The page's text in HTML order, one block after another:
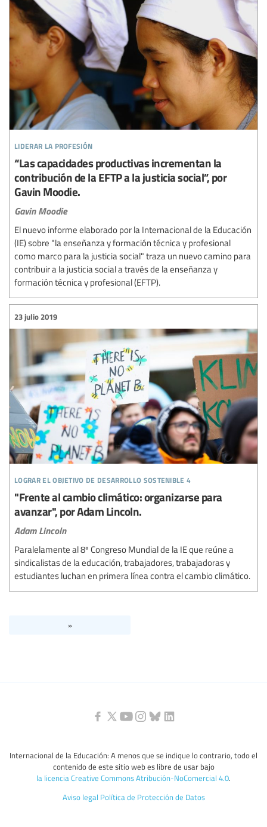
liderar la profesión
“Las capacidades productivas incrementan la
contribución de la EFTP a la justicia social”, por
Gavin Moodie.
Gavin Moodie
El nuevo informe elaborado por la Internacional de la Educación
(IE) sobre "la enseñanza y formación técnica y profesional
como marco para la justicia social" traza un nuevo camino para
contribuir a la justicia social a través de la enseñanza y
formación técnica y profesional (EFTP).
lograr el objetivo de desarrollo sostenible 4
23 julio 2019
"Frente al cambio climático: organizarse para
avanzar", por Adam Lincoln.
Adam Lincoln
Paralelamente al 8º Congreso Mundial de la IE que reúne a
sindicalistas de la educación, trabajadores, trabajadoras y
estudiantes luchan en primera línea contra el cambio climático.
»
Internacional de la Educación: A menos que se indique lo contrario, todo el
contenido de este sitio web es libre de usar bajo
la licencia Creative Commons Atribución-NoComercial 4.0.
Aviso legal Política de Protección de Datos